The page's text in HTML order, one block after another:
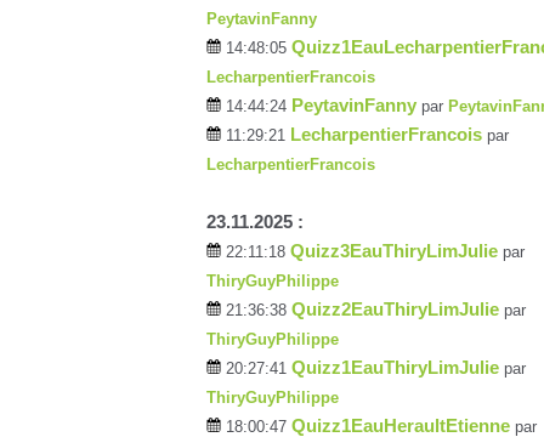
PeytavinFanny
14:48:05
LecharpentierFrancois
14:44:24 PeytavinFanny par
11:29:21 LecharpentierFrancois par
LecharpentierFrancois
23.11.2025 :
22:11:18 Quizz3EauThiryLimJulie par
ThiryGuyPhilippe
21:36:38 Quizz2EauThiryLimJulie par
ThiryGuyPhilippe
20:27:41 Quizz1EauThiryLimJulie par
ThiryGuyPhilippe
18:00:47 Quizz1EauHeraultEtienne par